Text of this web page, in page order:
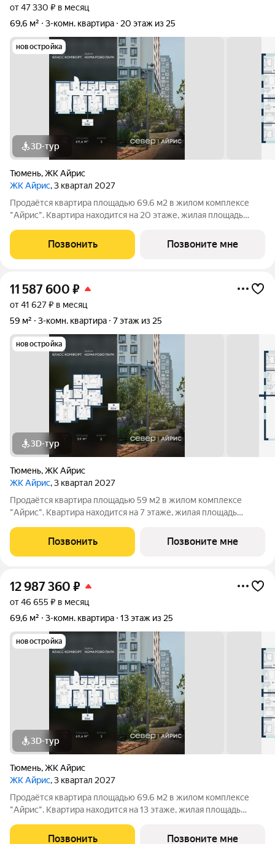
от 47 330 ₽ в месяц
69,6 м²
3-комн. квартира 20 этаж из 25
новостройка
3D-тур
Тюмень,ЖК Айрис
ЖК Айрис, 3 квартал 2027
Продаётся квартира площадью 69.6 м2 в жилом комплексе
"Айрис". Квартира находится на 20 этаже, жилая площадь
особенностей планировки изолированные комнаты с окнами
на одну сторону, 1 совмещённый
Позвонить Позвоните мне
11 587 600 ₽
от 41 627 ₽ в месяц
59 м²
3-комн. квартира 7 этаж из 25
новостройка
3D-тур
Тюмень,ЖК Айрис
ЖК Айрис, 3 квартал 2027
Продаётся квартира площадью 59 м2 в жилом комплексе
"Айрис". Квартира находится на 7 этаже, жилая площадь
особенностей планировки изолированные комнаты с окнами
на одну сторону, 1 совмещённый
Позвонить Позвоните мне
12 987 360 ₽
от 46 655 ₽ в месяц
69,6 м²
3-комн. квартира 13 этаж из 25
новостройка
3D-тур
Тюмень,ЖК Айрис
ЖК Айрис, 3 квартал 2027
Продаётся квартира площадью 69.6 м2 в жилом комплексе
"Айрис". Квартира находится на 13 этаже, жилая площадь
особенностей планировки изолированные комнаты с окнами
Позвонить Позвоните мне